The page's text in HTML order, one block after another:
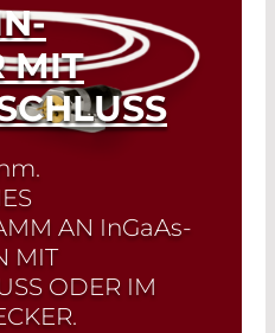
MIT
.
AN InGaAs-
MIT
ODER IM